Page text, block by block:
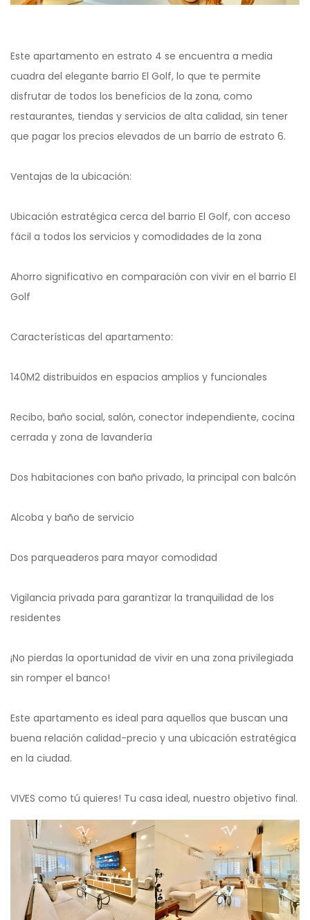
Este apartamento en estrato 4 se encuentra a media
cuadra del elegante barrio El Golf, lo que te permite
disfrutar de todos los beneficios de la zona, como
restaurantes, tiendas y servicios de alta calidad, sin tener
que pagar los precios elevados de un barrio de estrato 6.
Ventajas de la ubicación:
Ubicación estratégica cerca del barrio El Golf, con acceso
fácil a todos los servicios y comodidades de la zona
Ahorro significativo en comparación con vivir en el barrio El
Golf
Características del apartamento:
140M2 distribuidos en espacios amplios y funcionales
Recibo, baño social, salón, conector independiente, cocina
cerrada y zona de lavandería
Dos habitaciones con baño privado, la principal con balcón
Alcoba y baño de servicio
Dos parqueaderos para mayor comodidad
Vigilancia privada para garantizar la tranquilidad de los
residentes
¡No pierdas la oportunidad de vivir en una zona privilegiada
sin romper el banco!
Este apartamento es ideal para aquellos que buscan una
buena relación calidad-precio y una ubicación estratégica
en la ciudad.
VIVES como tú quieres! Tu casa ideal, nuestro objetivo final.